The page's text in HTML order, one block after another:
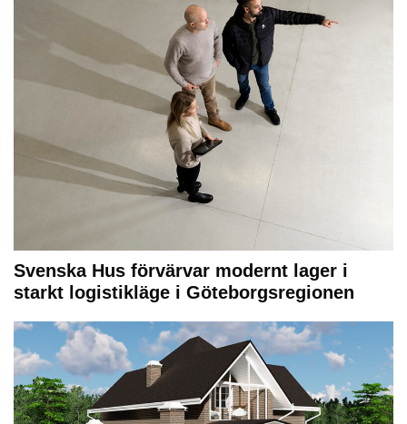
Svenska Hus förvärvar modernt lager i
starkt logistikläge i Göteborgsregionen